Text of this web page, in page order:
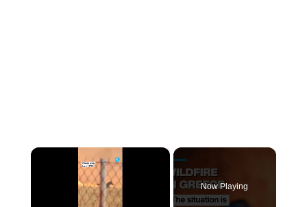
×
Now Playing